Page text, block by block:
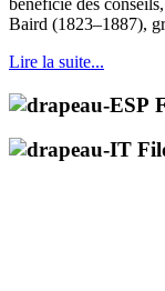
bénéficie des
Baird (1823–1887),
Lire la suite...